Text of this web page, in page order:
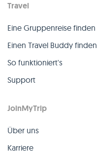
Travel
Eine Gruppenreise finden
Einen Travel Buddy finden
So funktioniert's
Support
JoinMyTrip
Über uns
Karriere